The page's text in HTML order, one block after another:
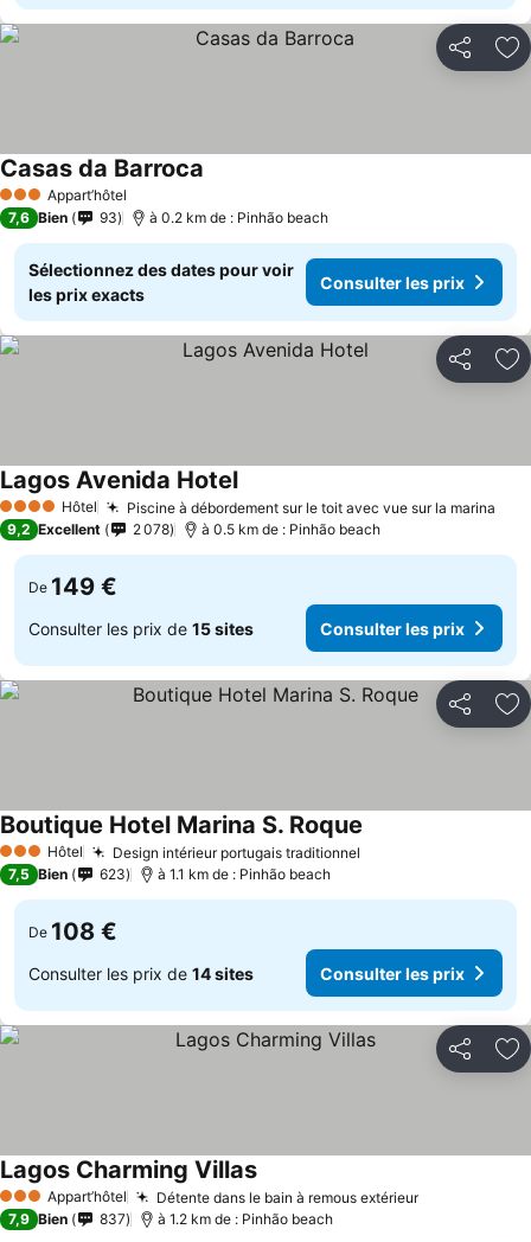
Partager
3 ÉtoilesAppart’hôtel
Casas da Barroca
7,6 Bien 93 à 0.2 km de : Pinhão beach
Sélectionnez des dates pour voir
les prix exacts
Consulter les prix
Partager
4 Étoiles Hôtel Piscine à débordement sur le toit avec vue sur la marina
Lagos Avenida HotelConsulter les prix
9,2 Excellent 2 078 à 0.5 km de : Pinhão beach
De 149 €
Consulter les prix de 15 sites Consulter les prix
Partager
3 ÉtoilesHôtel Design intérieur portugais traditionnel
Boutique Hotel Marina S. Roque
7,5 Bien 623 à 1.1 km de : Pinhão beach
De 108 €
Consulter les prix de 14 sites Consulter les prix
Partager
3 ÉtoilesAppart’hôtel Détente dans le bain à remous extérieurConsulter
Lagos Charming VillasConsulter les prix
7,9 Bien 837 à 1.2 km de : Pinhão beach